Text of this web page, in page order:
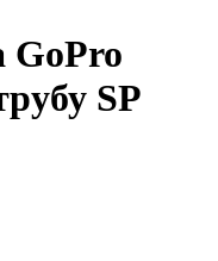
GoPro
SP